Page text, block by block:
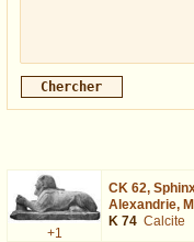
+1
CK 62,
Alexandrie,
K 74 Calcite